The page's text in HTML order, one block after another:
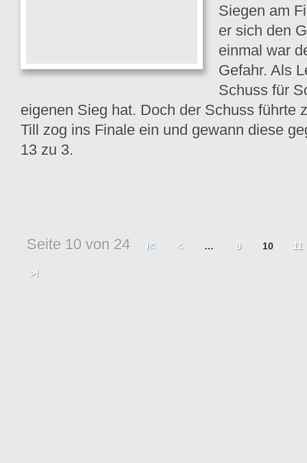
Siegen am
er sich den
einmal war
Gefahr. Als
Schuss für
eigenen Sieg hat. Doch der Schuss führte
Till zog ins Finale ein und gewann diese
13 zu 3.
Seite 10 von 24 I< < … 9 10 11
>I